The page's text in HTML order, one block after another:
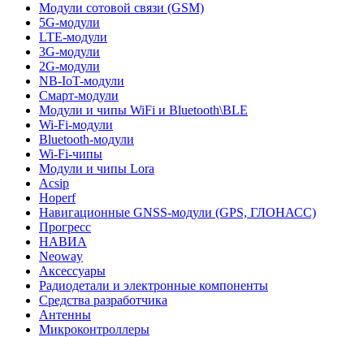
Модули сотовой связи (GSM)
5G-модули
LTE-модули
3G-модули
2G-модули
NB-IoT-модули
Смарт-модули
Модули и чипы WiFi и Bluetooth\BLE
Wi-Fi-модули
Bluetooth-модули
Wi-Fi-чипы
Модули и чипы Lora
Acsip
Hoperf
Навигационные GNSS-модули (GPS, ГЛОНАСС)
Прогресс
НАВИА
Neoway
Аксессуары
Радиодетали и электронные компоненты
Средства разработчика
Антенны
Микроконтроллеры